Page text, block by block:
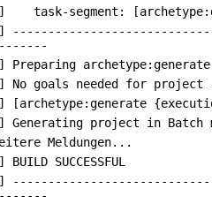
task-segment:
Preparing archetype:generate
No goals needed for
[archetype:generate
Generating project in Batch
Meldungen...
BUILD SUCCESSFUL